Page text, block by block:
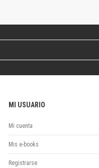
MI USUARIO
Mi cuenta
Mis e-books
Registrarse